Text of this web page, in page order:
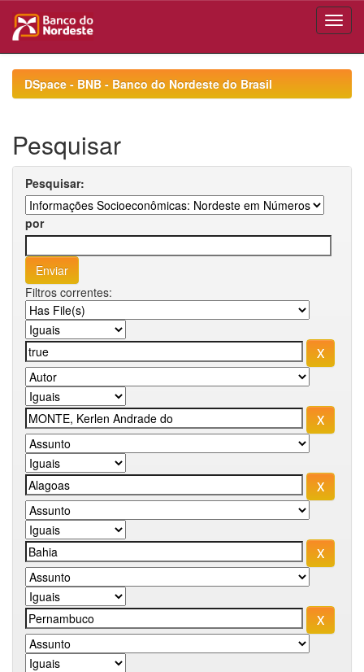
navigationDSpace - BNB - Banco do Nordeste do Brasil
Pesquisar
Pesquisar:
por
Filtros correntes: